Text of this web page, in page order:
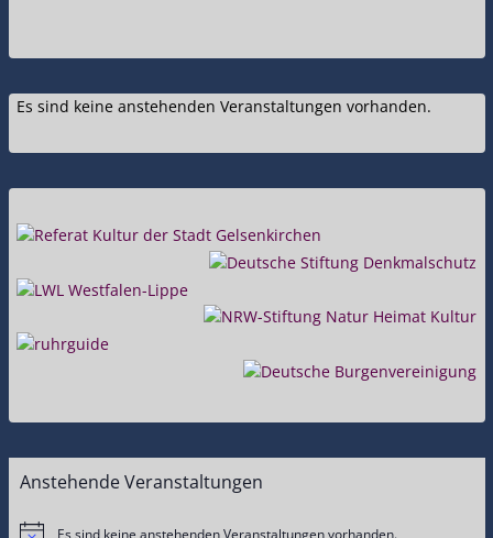
Es sind keine anstehenden Veranstaltungen vorhanden.
Anstehende Veranstaltungen
Es sind keine anstehenden Veranstaltungen vorhanden.